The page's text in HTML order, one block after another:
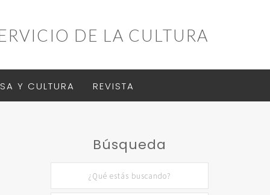
DE LA CULTURA
Y CULTURA REVISTA
Búsqueda